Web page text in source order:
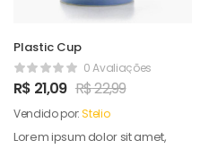
Plastic Cup
0 Avaliações
R$ 21,09 R$22,99
Vendido por:Stelio
Lorem ipsum dolor sit amet,